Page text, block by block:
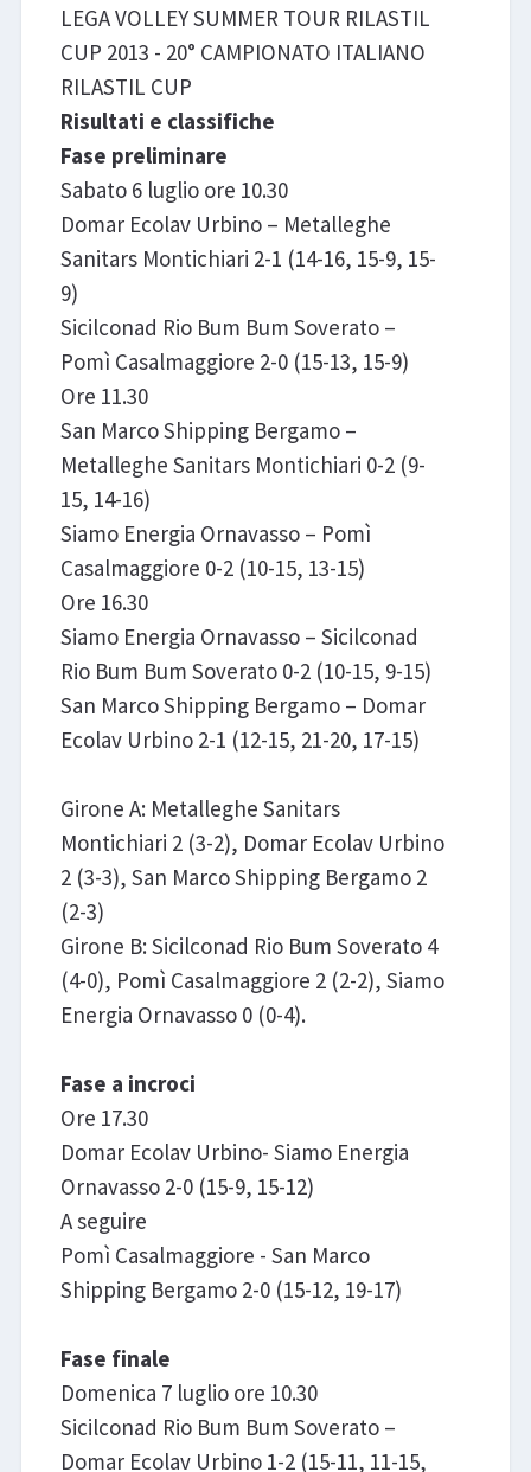
LEGA VOLLEY SUMMER TOUR RILASTIL
CUP 2013 - 20° CAMPIONATO ITALIANO
RILASTIL CUP
Risultati e classifiche
Fase preliminare
Sabato 6 luglio ore 10.30
Domar Ecolav Urbino – Metalleghe
Sanitars Montichiari 2-1 (14-16, 15-9, 15-
9)
Sicilconad Rio Bum Bum Soverato –
Pomì Casalmaggiore 2-0 (15-13, 15-9)
Ore 11.30
San Marco Shipping Bergamo –
Metalleghe Sanitars Montichiari 0-2 (9-
15, 14-16)
Siamo Energia Ornavasso – Pomì
Casalmaggiore 0-2 (10-15, 13-15)
Ore 16.30
Siamo Energia Ornavasso – Sicilconad
Rio Bum Bum Soverato 0-2 (10-15, 9-15)
San Marco Shipping Bergamo – Domar
Ecolav Urbino 2-1 (12-15, 21-20, 17-15)
Girone A: Metalleghe Sanitars
Montichiari 2 (3-2), Domar Ecolav Urbino
2 (3-3), San Marco Shipping Bergamo 2
(2-3)
Girone B: Sicilconad Rio Bum Soverato 4
(4-0), Pomì Casalmaggiore 2 (2-2), Siamo
Energia Ornavasso 0 (0-4).
Fase a incroci
Ore 17.30
Domar Ecolav Urbino- Siamo Energia
Ornavasso 2-0 (15-9, 15-12)
A seguire
Pomì Casalmaggiore - San Marco
Shipping Bergamo 2-0 (15-12, 19-17)
Fase finale
Domenica 7 luglio ore 10.30
Sicilconad Rio Bum Bum Soverato –
Domar Ecolav Urbino 1-2 (15-11, 11-15,